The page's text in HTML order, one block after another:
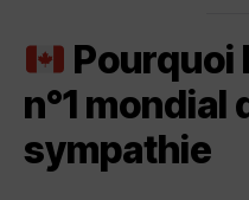
Pourquoi
n°1 mondial
sympathie